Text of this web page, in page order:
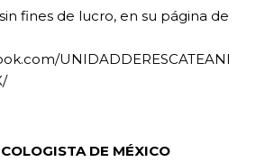
fines de lucro, en su página de
UNIDADDERESCATEANI
DE MÉXICO